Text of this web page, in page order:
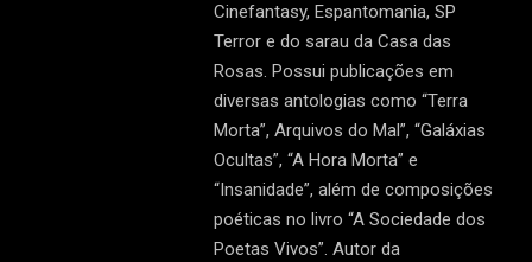
Cinefantasy, Espantomania, SP
Terror e do sarau da Casa das
Rosas. Possui publicações em
diversas antologias como “Terra
Morta”, Arquivos do Mal”, “Galáxias
Ocultas”, “A Hora Morta” e
“Insanidade”, além de composições
poéticas no livro “A Sociedade dos
Poetas Vivos”. Autor da